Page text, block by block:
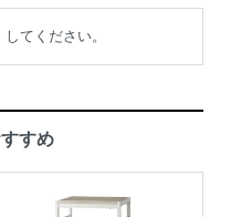
してください。
すめ